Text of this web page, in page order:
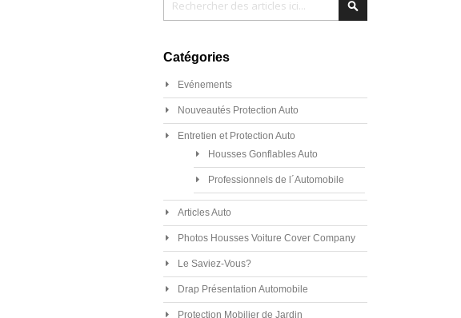
Catégories
Evénements
Nouveautés Protection Auto
Entretien et Protection Auto
Housses Gonflables Auto
Professionnels de l´Automobile
Articles Auto
Photos Housses Voiture Cover Company
Le Saviez-Vous?
Drap Présentation Automobile
Protection Mobilier de Jardin